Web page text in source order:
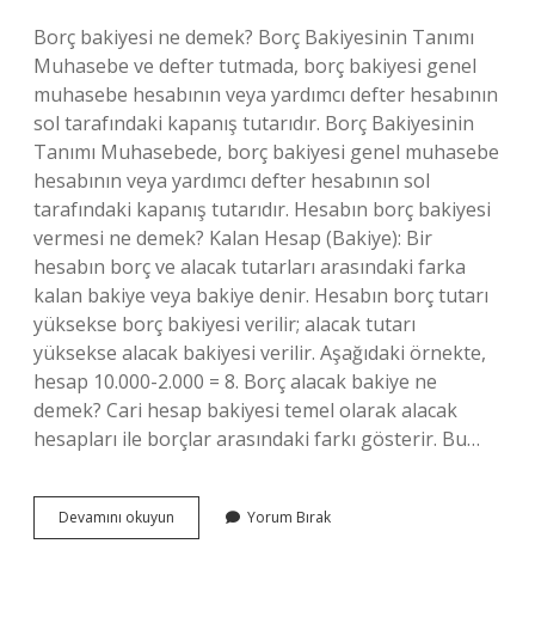
Borç bakiyesi ne demek? Borç Bakiyesinin Tanımı
Muhasebe ve defter tutmada, borç bakiyesi genel
muhasebe hesabının veya yardımcı defter hesabının
sol tarafındaki kapanış tutarıdır. Borç Bakiyesinin
Tanımı Muhasebede, borç bakiyesi genel muhasebe
hesabının veya yardımcı defter hesabının sol
tarafındaki kapanış tutarıdır. Hesabın borç bakiyesi
vermesi ne demek? Kalan Hesap (Bakiye): Bir
hesabın borç ve alacak tutarları arasındaki farka
kalan bakiye veya bakiye denir. Hesabın borç tutarı
yüksekse borç bakiyesi verilir; alacak tutarı
yüksekse alacak bakiyesi verilir. Aşağıdaki örnekte,
hesap 10.000-2.000 = 8. Borç alacak bakiye ne
demek? Cari hesap bakiyesi temel olarak alacak
hesapları ile borçlar arasındaki farkı gösterir. Bu…
Devamını okuyun
Bakiyesi
Yorum Bırak